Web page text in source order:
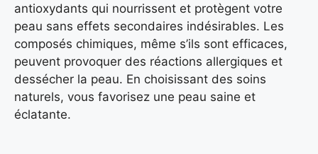
antioxydants qui nourrissent et protègent votre
peau sans effets secondaires indésirables. Les
composés chimiques, même s’ils sont efficaces,
peuvent provoquer des réactions allergiques et
dessécher la peau. En choisissant des soins
naturels, vous favorisez une peau saine et
éclatante.